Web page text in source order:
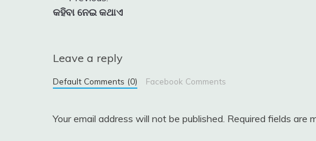
navigation
କହିବା ନେଇ କଥାଏ
Leave a reply
Default Comments (0) Facebook Comments
Your email address will not be published. Required fields are